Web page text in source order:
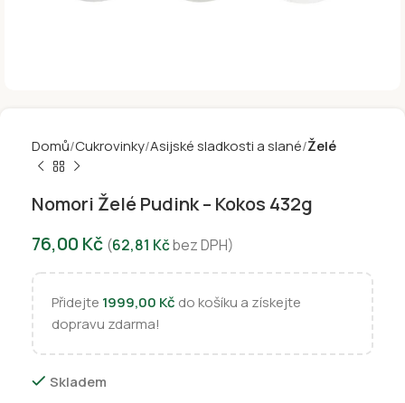
Domů Cukrovinky Asijské sladkosti a slané Želé
Nomori Želé Pudink – Kokos 432g
76,00 Kč (62,81 Kčbez DPH)
Přidejte 1999,00 Kč do košíku a získejte
dopravu zdarma!
Skladem